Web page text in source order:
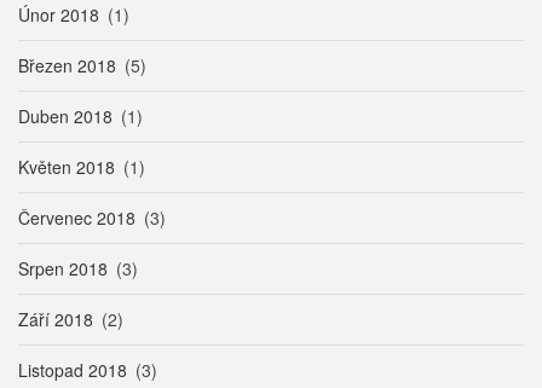
Únor 2018 (1)
Březen 2018 (5)
Duben 2018 (1)
Květen 2018 (1)
Červenec 2018 (3)
Srpen 2018 (3)
Září 2018 (2)
Listopad 2018 (3)